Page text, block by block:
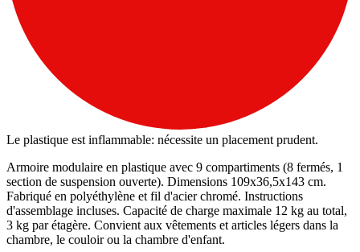
Le plastique est inflammable: nécessite un placement prudent.
Armoire modulaire en plastique avec 9 compartiments (8 fermés, 1
section de suspension ouverte). Dimensions 109x36,5x143 cm.
Fabriqué en polyéthylène et fil d'acier chromé. Instructions
d'assemblage incluses. Capacité de charge maximale 12 kg au total,
3 kg par étagère. Convient aux vêtements et articles légers dans la
chambre, le couloir ou la chambre d'enfant.